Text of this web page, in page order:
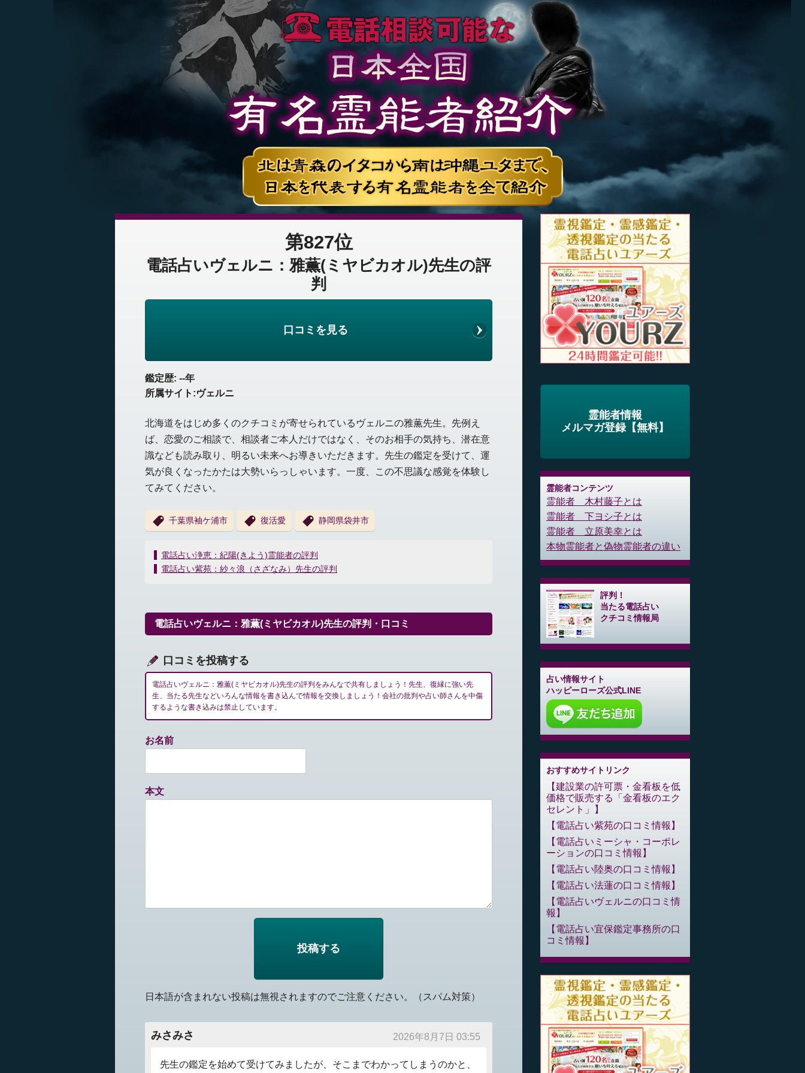
第827位
電話占いヴェルニ：雅薫(ミヤビカオル)先生の評
判
口コミを見る
鑑定歴: --年
所属サイト:ヴェルニ
北海道をはじめ多くのクチコミが寄せられているヴェルニの雅薫先生。先例え
ば、恋愛のご相談で、相談者ご本人だけではなく、そのお相手の気持ち、潜在意
識なども読み取り、明るい未来へお導きいただきます。先生の鑑定を受けて、運
気が良くなったかたは大勢いらっしゃいます。一度、この不思議な感覚を体験し
てみてください。
千葉県袖ケ浦市 復活愛 静岡県袋井市
投
稿
ー
シ
ン
電話占い浄恵：紀陽(きよう)霊能者の評判
電話占い紫苑：紗々浪（さざなみ）先生の評判
電話占いヴェルニ：雅薫(ミヤビカオル)先生の評判・口コミ
口コミを投稿する
電話占いヴェルニ：雅薫(ミヤビカオル)先生の評判をみんなで共有しましょう！先生、復縁に強い先
生、当たる先生などいろんな情報を書き込んで情報を交換しましょう！会社の批判や占い師さんを中傷
するような書き込みは禁止しています。
お名前
本文
日本語が含まれない投稿は無視されますのでご注意ください。（スパム対策）
みさみさ 2026年8月7日 03:55
先生の鑑定を始めて受けてみましたが、そこまでわかってしまうのかと、
霊能者情報
メルマガ登録【無料】
霊能者コンテンツ
霊能者 木村藤子とは
霊能者 下ヨシ子とは
霊能者 立原美幸とは
本物霊能者と偽物霊能者の違い
評判！
当たる電話占い
クチコミ情報局
占い情報サイト
ハッピーローズ公式LINE
おすすめサイトリンク
建設業の許可票・金看板を低
価格で販売する「金看板のエク
セレント」
電話占い紫苑の口コミ情報
電話占いミーシャ・コーポレ
ーションの口コミ情報
電話占い陸奥の口コミ情報
電話占い法蓮の口コミ情報
電話占いヴェルニの口コミ情
報
電話占い宜保鑑定事務所の口
コミ情報